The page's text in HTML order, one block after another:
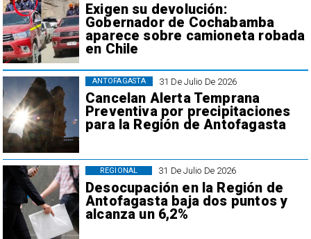
Exigen su devolución:
Gobernador de Cochabamba
aparece sobre camioneta robada
en Chile
31 De Julio De 2026
Cancelan Alerta Temprana
Preventiva por precipitaciones
para la Región de Antofagasta
ANTOFAGASTA
31 De Julio De 2026
Desocupación en la Región de
Antofagasta baja dos puntos y
alcanza un 6,2%
REGIONAL